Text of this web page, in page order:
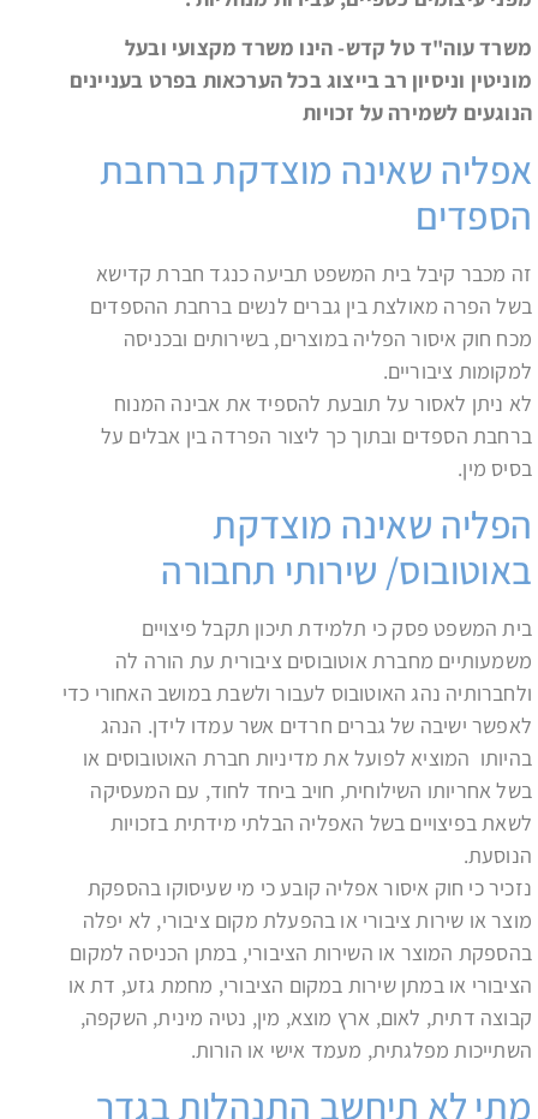
משרד עוה"ד טל קדש- הינו משרד מקצועי ובעל
מוניטין וניסיון רב בייצוג בכל הערכאות בפרט בעניינים
הנוגעים לשמירה על זכויות
אפליה שאינה מוצדקת ברחבת
הספדים
זה מכבר קיבל בית המשפט תביעה כנגד חברת קדישא
בשל הפרה מאולצת בין גברים לנשים ברחבת ההספדים
מכח חוק איסור הפליה במוצרים, בשירותים ובכניסה
למקומות ציבוריים.
לא ניתן לאסור על תובעת להספיד את אבינה המנוח
ברחבת הספדים ובתוך כך ליצור הפרדה בין אבלים על
בסיס מין.
הפליה שאינה מוצדקת
באוטובוס/ שירותי תחבורה
בית המשפט פסק כי תלמידת תיכון תקבל פיצויים
משמעותיים מחברת אוטובוסים ציבורית עת הורה לה
ולחברותיה נהג האוטובוס לעבור ולשבת במושב האחורי כדי
לאפשר ישיבה של גברים חרדים אשר עמדו לידן. הנהג
בהיותו המוציא לפועל את מדיניות חברת האוטובוסים או
בשל אחריותו השילוחית, חויב ביחד לחוד, עם המעסיקה
לשאת בפיצויים בשל האפליה הבלתי מידתית בזכויות
הנוסעת.
נזכיר כי חוק איסור אפליה קובע כי מי שעיסוקו בהספקת
מוצר או שירות ציבורי או בהפעלת מקום ציבורי, לא יפלה
בהספקת המוצר או השירות הציבורי, במתן הכניסה למקום
הציבורי או במתן שירות במקום הציבורי, מחמת גזע, דת או
קבוצה דתית, לאום, ארץ מוצא, מין, נטיה מינית, השקפה,
השתייכות מפלגתית, מעמד אישי או הורות.
מתי לא תיחשב התנהלות בגדר